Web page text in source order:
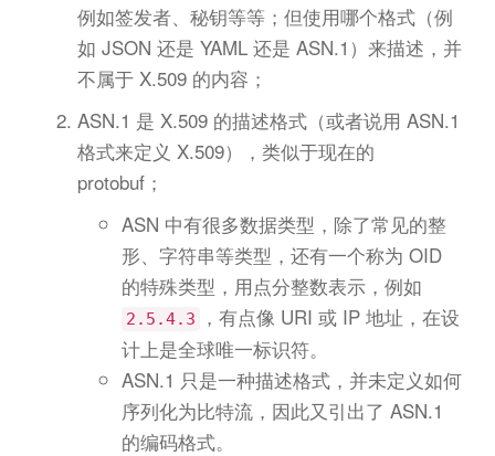
例如签发者、秘钥等等；但使用哪个格式（例
如 JSON 还是 YAML 还是 ASN.1）来描述，并
不属于 X.509 的内容；
ASN.1 是 X.509 的描述格式（或者说用 ASN.1
格式来定义 X.509），类似于现在的
protobuf；
ASN 中有很多数据类型，除了常见的整
形、字符串等类型，还有一个称为 OID
的特殊类型，用点分整数表示，例如
2.5.4.3
，有点像 URI 或 IP 地址，在设
计上是全球唯一标识符。
ASN.1 只是一种描述格式，并未定义如何
序列化为比特流，因此又引出了 ASN.1
的编码格式。